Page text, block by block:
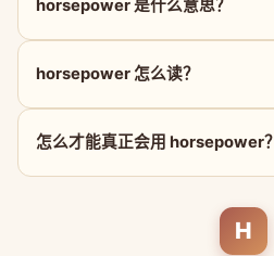
horsepower 是什么意思？
horsepower 怎么读？
怎么才能真正会用 horsepower？
H